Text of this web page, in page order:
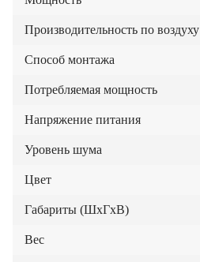
Производительность по воздуху
Способ монтажа
Потребляемая мощность
Напряжение питания
Уровень шума
Цвет
Габариты (ШxГxВ)
Вес